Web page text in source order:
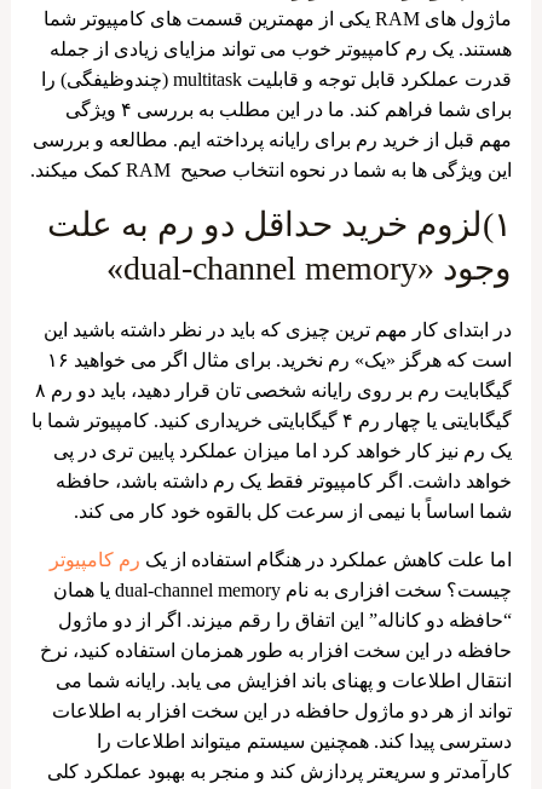
ماژول های RAM یکی از مهمترین قسمت های کامپیوتر شما
هستند. یک رم کامپیوتر خوب می تواند مزایای زیادی از جمله
قدرت عملکرد قابل توجه و قابلیت multitask (چندوظیفگی) را
برای شما فراهم کند. ما در این مطلب به بررسی ۴ ویژگی
مهم قبل از خرید رم برای رایانه پرداخته ایم. مطالعه و بررسی
این ویژگی ها به شما در نحوه انتخاب صحیح RAM کمک میکند.
۱)لزوم خرید حداقل دو رم به علت
وجود «dual-channel memory»
در ابتدای کار مهم ترین چیزی که باید در نظر داشته باشید این
است که هرگز «یک» رم نخرید. برای مثال اگر می خواهید ۱۶
گیگابایت رم بر روی رایانه شخصی تان قرار دهید، باید دو رم ۸
گیگابایتی یا چهار رم ۴ گیگابایتی خریداری کنید. کامپیوتر شما با
یک رم نیز کار خواهد کرد اما میزان عملکرد پایین تری در پی
خواهد داشت. اگر کامپیوتر فقط یک رم داشته باشد، حافظه
شما اساساً با نیمی از سرعت کل بالقوه خود کار می کند.
اما علت کاهش عملکرد در هنگام استفاده از یک رم کامپیوتر
چیست؟ سخت افزاری به نام dual-channel memory یا همان
“حافظه دو کاناله” این اتفاق را رقم میزند. اگر از دو ماژول
حافظه در این سخت افزار به طور همزمان استفاده کنید، نرخ
انتقال اطلاعات و پهنای باند افزایش می یابد. رایانه شما می
تواند از هر دو ماژول حافظه در این سخت افزار به اطلاعات
دسترسی پیدا کند. همچنین سیستم میتواند اطلاعات را
کارآمدتر و سریعتر پردازش کند و منجر به بهبود عملکرد کلی